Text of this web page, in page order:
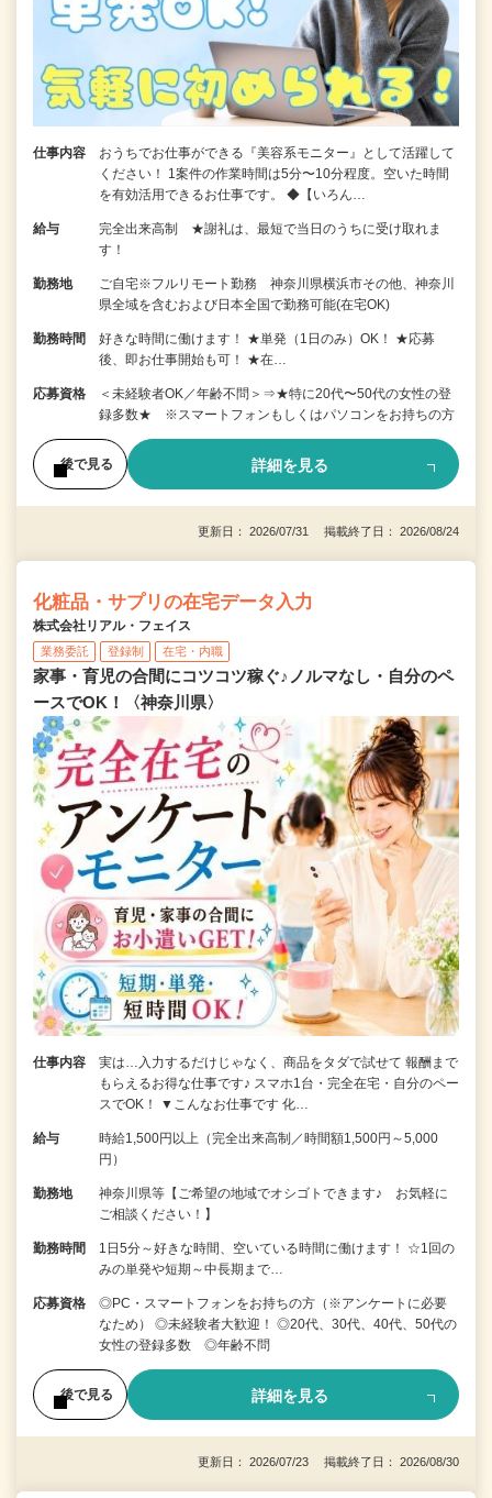
仕事内容
おうちでお仕事ができる『美容系モニター』として活躍して
ください！ 1案件の作業時間は5分〜10分程度。空いた時間
を有効活用できるお仕事です。 ◆【いろん…
給与
完全出来高制 ★謝礼は、最短で当日のうちに受け取れま
す！
勤務地
ご自宅※フルリモート勤務 神奈川県横浜市その他、神奈川
県全域を含むおよび日本全国で勤務可能(在宅OK)
勤務時間
好きな時間に働けます！ ★単発（1日のみ）OK！ ★応募
後、即お仕事開始も可！ ★在…
応募資格
＜未経験者OK／年齢不問＞⇒★特に20代〜50代の女性の登
録多数★ ※スマートフォンもしくはパソコンをお持ちの方
後で見る 詳細を見る
更新日： 2026/07/31 掲載終了日： 2026/08/24
化粧品・サプリの在宅データ入力
株式会社リアル・フェイス
業務委託 登録制 在宅・内職
家事・育児の合間にコツコツ稼ぐ♪ノルマなし・自分のペ
ースでOK！〈神奈川県〉
仕事内容
実は…入力するだけじゃなく、商品をタダで試せて 報酬まで
もらえるお得な仕事です♪ スマホ1台・完全在宅・自分のペー
スでOK！ ▼こんなお仕事です 化…
給与
時給1,500円以上（完全出来高制／時間額1,500円～5,000
円）
勤務地
神奈川県等【ご希望の地域でオシゴトできます♪ お気軽に
ご相談ください！】
勤務時間
1日5分～好きな時間、空いている時間に働けます！ ☆1回の
みの単発や短期～中長期まで…
応募資格
◎PC・スマートフォンをお持ちの方（※アンケートに必要
なため） ◎未経験者大歓迎！ ◎20代、30代、40代、50代の
女性の登録多数 ◎年齢不問
後で見る 詳細を見る
更新日： 2026/07/23 掲載終了日： 2026/08/30